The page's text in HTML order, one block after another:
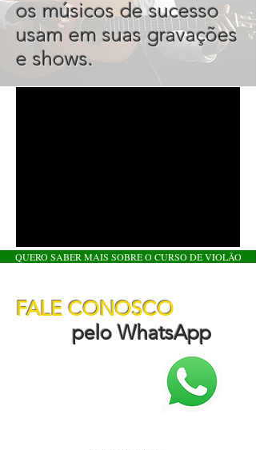
os músicos de sucesso
usam em suas gravações
e shows.
QUERO SABER MAIS SOBRE O CURSO DE VIOLÃO
FALE CONOSCO
pelo WhatsApp